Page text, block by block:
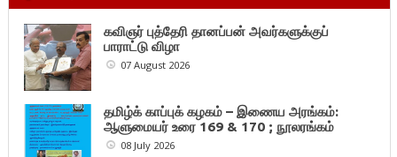
கவிஞர் புத்தேரி தானப்பன் அவர்களுக்குப்
பாராட்டு விழா
07 August 2026
தமிழ்க் காப்புக் கழகம் – இணைய அரங்கம்:
ஆளுமையர் உரை 169 & 170 ; நூலரங்கம்
08 July 2026